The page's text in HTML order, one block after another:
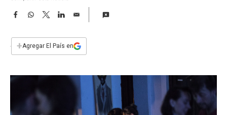
F
e
b
W
s
T
w
t
L
E
i
l
+Agregar El País en